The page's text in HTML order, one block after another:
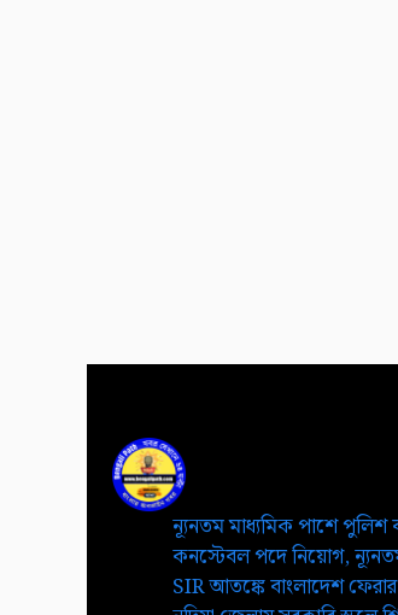
ন্যূনতম মাধ্যমিক পাশে পুলিশ
কনস্টেবল পদে নিয়োগ,
SIR আতঙ্কে বাংলাদেশ ফেরার